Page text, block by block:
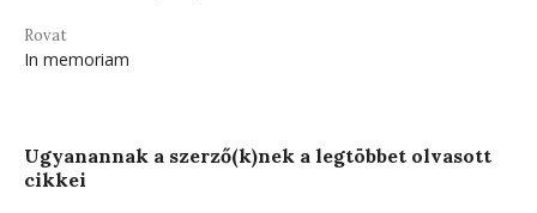
Rovat
In memoriam
Ugyanannak a szerző(k)nek a legtöbbet olvasott
cikkei